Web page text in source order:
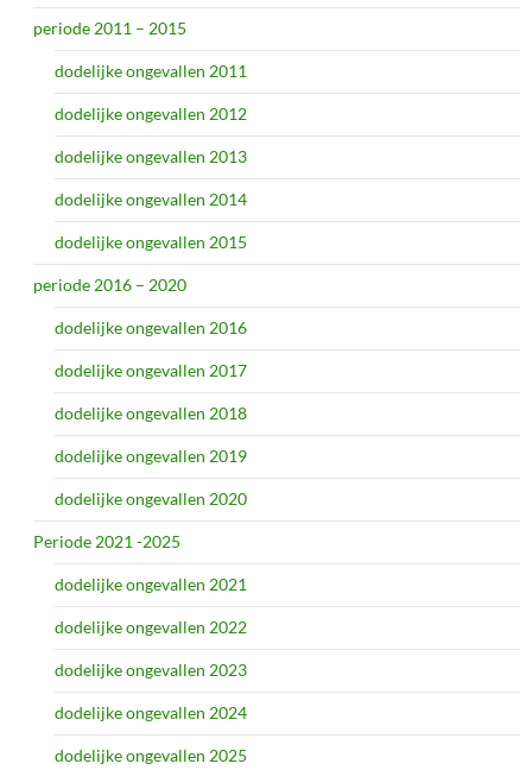
periode 2011 – 2015
dodelijke ongevallen 2011
dodelijke ongevallen 2012
dodelijke ongevallen 2013
dodelijke ongevallen 2014
dodelijke ongevallen 2015
periode 2016 – 2020
dodelijke ongevallen 2016
dodelijke ongevallen 2017
dodelijke ongevallen 2018
dodelijke ongevallen 2019
dodelijke ongevallen 2020
Periode 2021 -2025
dodelijke ongevallen 2021
dodelijke ongevallen 2022
dodelijke ongevallen 2023
dodelijke ongevallen 2024
dodelijke ongevallen 2025